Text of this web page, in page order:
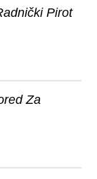
Pirot
Za